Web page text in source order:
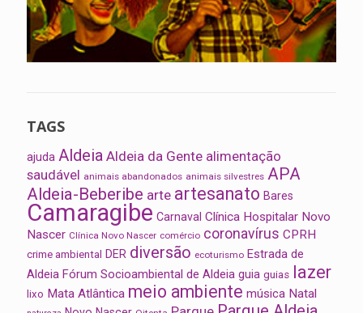
TAGS
ajuda Aldeia Aldeia da Gente alimentação
saudável animais abandonados animais silvestres APA
Aldeia-Beberibe arte artesanato Bares
Camaragibe Carnaval Clínica Hospitalar Novo
Nascer Clínica Novo Nascer comércio coronavírus CPRH
crime ambiental DER diversão ecoturismo Estrada de
Aldeia Fórum Socioambiental de Aldeia guia guias lazer
lixo Mata Atlântica meio ambiente música Natal